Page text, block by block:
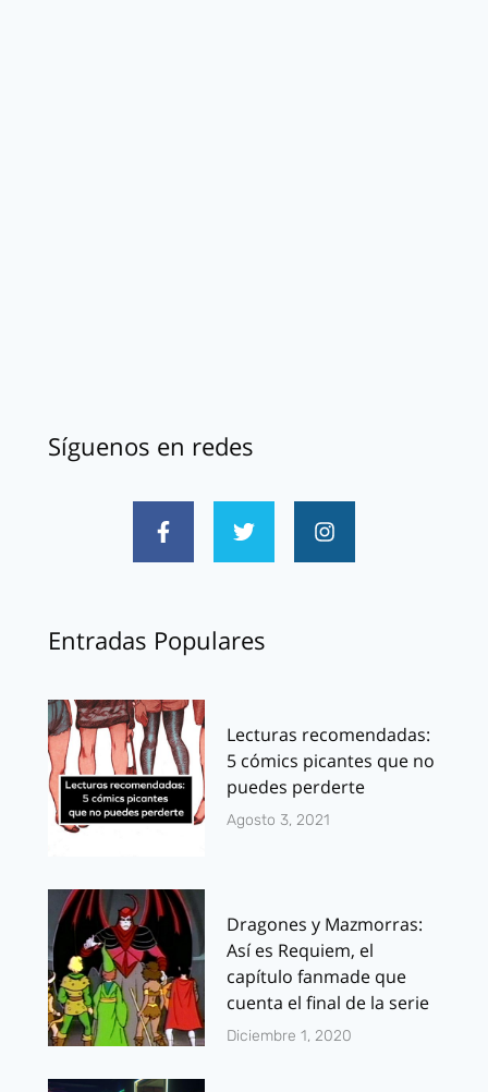
Síguenos en redes
Entradas Populares
Lecturas recomendadas:
5 cómics picantes que no
puedes perderte
Agosto 3, 2021
Dragones y Mazmorras:
Así es Requiem, el
capítulo fanmade que
cuenta el final de la serie
Diciembre 1, 2020